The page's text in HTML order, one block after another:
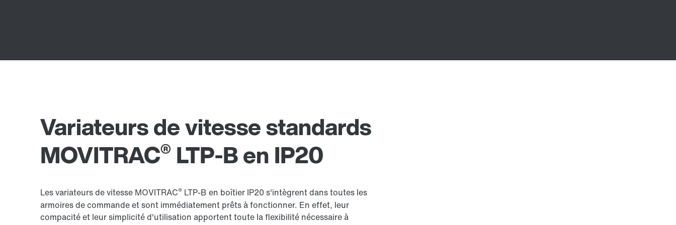
Variateurs de vitesse standards
MOVITRAC® LTP-B en IP20
Les variateurs de vitesse MOVITRAC® LTP-B en boîtier IP20 s'intègrent dans toutes les
armoires de commande et sont immédiatement prêts à fonctionner. En effet, leur
compacité et leur simplicité d'utilisation apportent toute la flexibilité nécessaire à